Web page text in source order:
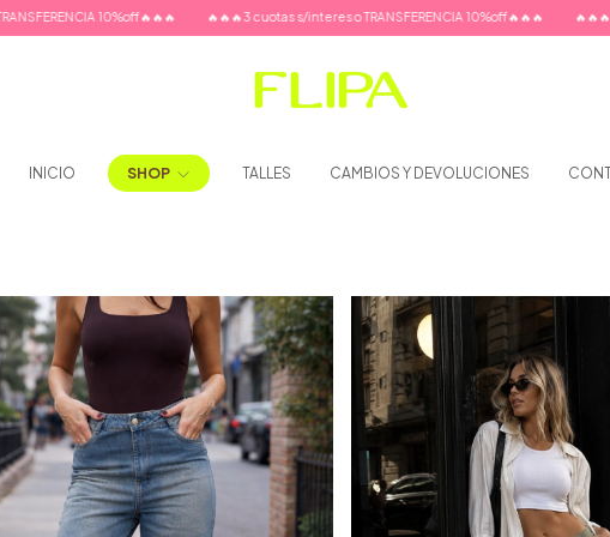
10%off🔥🔥🔥 🔥🔥🔥3 cuotas s/interes o TRANSFERENCIA 10%off🔥🔥🔥 🔥🔥🔥3
INICIO SHOP TALLES CAMBIOS Y DEVOLUCIONES